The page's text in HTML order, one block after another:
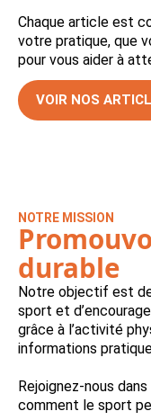
Chaque article est
votre pratique, que
pour vous aider à
VOIR NOS
NOTRE MISSION
durable
Notre objectif est
sport et
grâce à l’activité
informations
Rejoignez-nous
comment le sport